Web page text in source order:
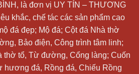
là đơn vị UY TÍN – THƯƠNG
khắc, chế tác các sản phẩm cao
đá đẹp; Mộ đá; Cột đá Nhà thờ
Bảo điện, Công trình tâm linh;
thờ tổ, Từ đường, Cổng làng; Cuốn
hương đá, Rồng đá, Chiếu Rồng